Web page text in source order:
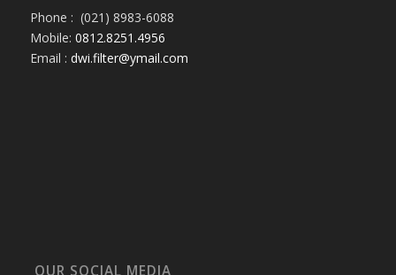
Phone : (021) 8983-6088
Mobile: 0812.8251.4956
Email : dwi.filter@ymail.com
OUR SOCIAL MEDIA